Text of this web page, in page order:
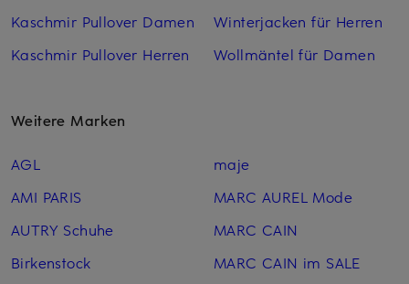
Kaschmir Pullover Damen
Kaschmir Pullover Herren
Winterjacken für Herren
Wollmäntel für Damen
Weitere Marken
AGL
AMI PARIS
AUTRY Schuhe
Birkenstock
maje
MARC AUREL Mode
MARC CAIN
MARC CAIN im SALE